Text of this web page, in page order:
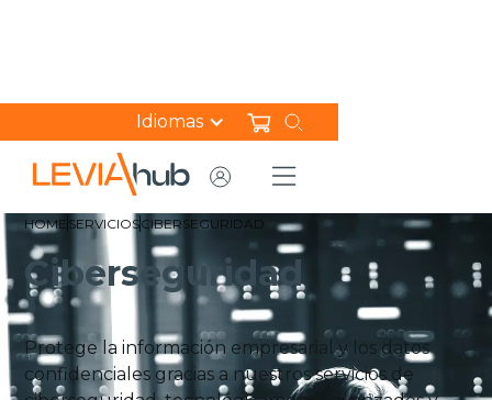
Idiomas
HOME SERVICIOSCIBERSEGURIDAD
Ciberseguridad
Protege la información empresarial y los datos
confidenciales gracias a nuestros servicios de